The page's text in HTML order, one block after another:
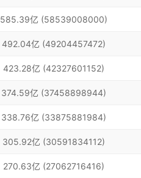
585.39亿 (58539008000)
492.04亿 (49204457472)
423.28亿 (42327601152)
374.59亿 (37458898944)
338.76亿 (33875881984)
305.92亿 (30591834112)
270.63亿 (27062716416)